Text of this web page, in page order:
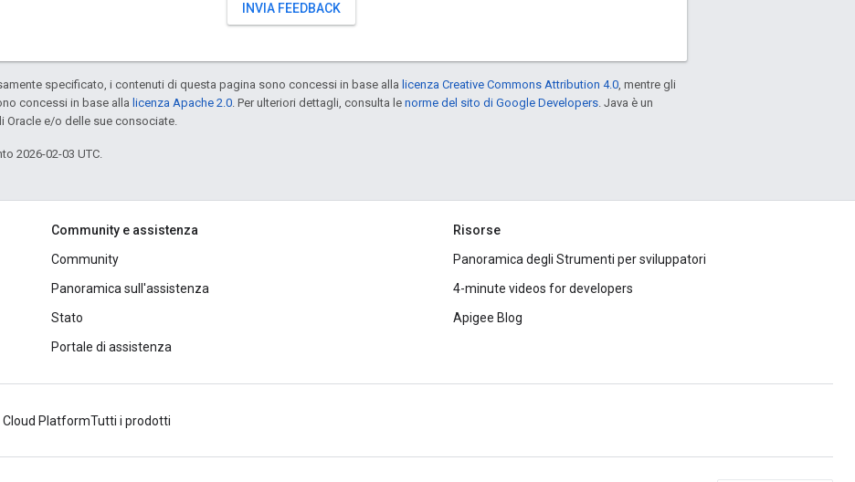
INVIA FEEDBACK
specificato, i contenuti di questa pagina sono concessi in base alla licenza Creative Commons Attribution 4.0, mentre gli
concessi in base alla licenza Apache 2.0. Per ulteriori dettagli, consulta le norme del sito di Google Developers. Java è un
Oracle e/o delle sue consociate.
2026-02-03 UTC.
Community e assistenza
Community
Panoramica sull'assistenza
Stato
Portale di assistenza
Risorse
Panoramica degli Strumenti per sviluppatori
4-minute videos for developers
Apigee Blog
Cloud PlatformTutti i prodotti